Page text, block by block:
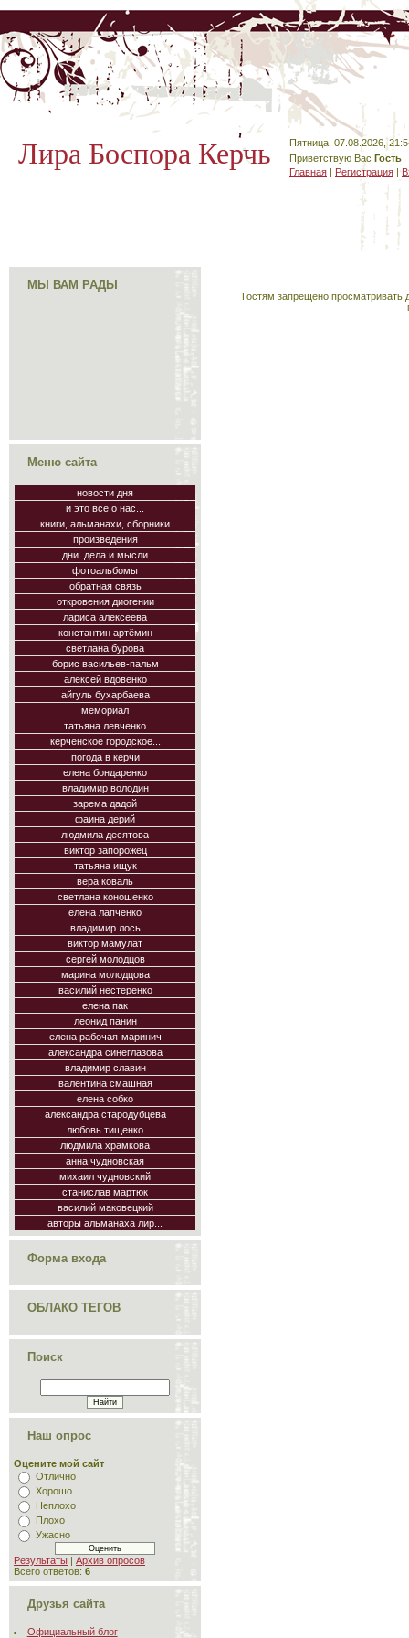
Лира Боспора Керчь
Пятница, 07.08.2026,
Приветствую Вас Гость
Главная | Регистрация |
МЫ ВАМ РАДЫ
Меню сайта
новости дня
и это всё о нас...
книги, альманахи, сборники
произведения
дни. дела и мысли
фотоальбомы
обратная связь
откровения диогении
лариса алексеева
константин артёмин
светлана бурова
борис васильев-пальм
алексей вдовенко
айгуль бухарбаева
мемориал
татьяна левченко
керченское городское...
погода в керчи
елена бондаренко
владимир володин
зарема дадой
фаина дерий
людмила десятова
виктор запорожец
татьяна ищук
вера коваль
светлана коношенко
елена лапченко
владимир лось
виктор мамулат
сергей молодцов
марина молодцова
василий нестеренко
елена пак
леонид панин
елена рабочая-маринич
александра синеглазова
владимир славин
валентина смашная
елена собко
александра стародубцева
любовь тищенко
людмила храмкова
анна чудновская
михаил чудновский
станислав мартюк
василий маковецкий
авторы альманаха лир...
Форма входа
ОБЛАКО ТЕГОВ
Поиск
Наш опрос
Оцените мой сайт
Отлично
Хорошо
Неплохо
Плохо
Ужасно
Результаты | Архив опросов
Всего ответов: 6
Друзья сайта
Официальный блог
Гостям запрещено просматривать